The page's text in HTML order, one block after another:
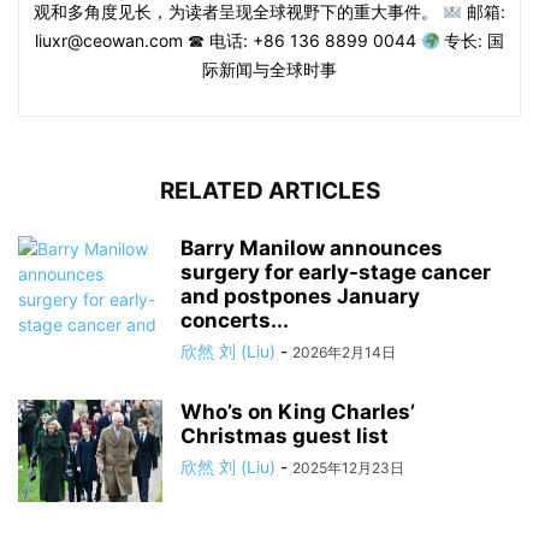
观和多角度见长，为读者呈现全球视野下的重大事件。
邮箱:
liuxr@ceowan.com ☎ 电话: +86 136 8899 0044
专长: 国
际新闻与全球时事
RELATED ARTICLES
Barry Manilow announces
surgery for early-stage cancer
and postpones January
concerts...
欣然 刘 (Liu) - 2026年2月14日
Who’s on King Charles’
Christmas guest list
欣然 刘 (Liu) - 2025年12月23日